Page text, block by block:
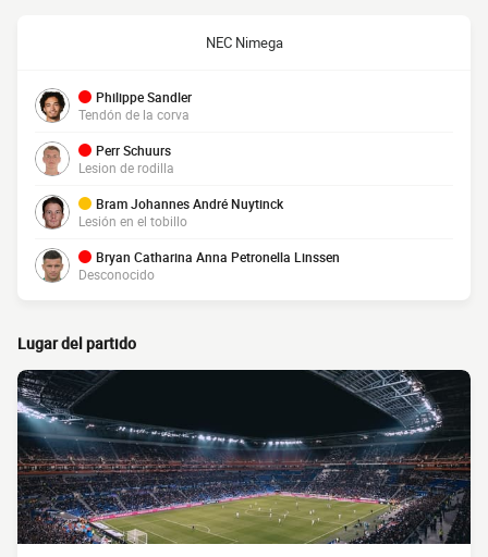
NEC Nimega
Philippe Sandler
Tendón de la corva
Perr Schuurs
Lesion de rodilla
Bram Johannes André Nuytinck
Lesión en el tobillo
Bryan Catharina Anna Petronella Linssen
Desconocido
Lugar del partido